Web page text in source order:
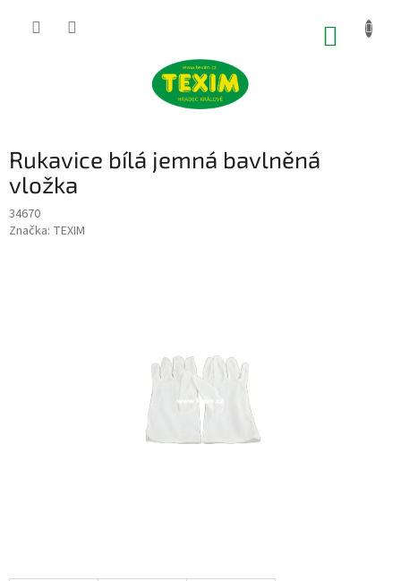
Rukavice bílá jemná bavlněná
vložka
34670
Značka: TEXIM